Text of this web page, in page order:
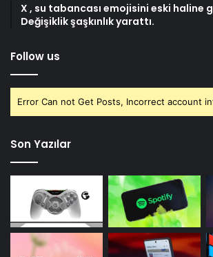
X , su tabancası emojisini eski haline
Değişiklik şaşkınlık yarattı.
Follow us
Error Can not Get Posts, Incorrect account
Son Yazılar